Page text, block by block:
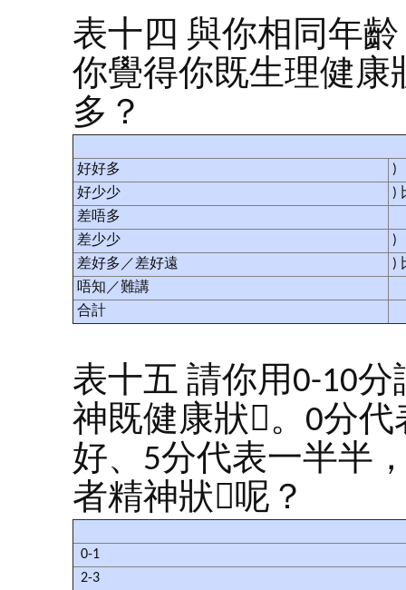
表十四 與你相同年
你覺得你既生理健康
多？
好好多
)
好少少
)
差唔多
差少少
)
差好多／差好遠
)
唔知／難講
合計
表十五 請你用0-10
神既健康狀。0分
好、5分代表一半半
者精神狀呢？
0-1
2-3